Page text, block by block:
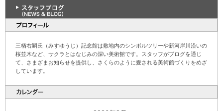
三栖右嗣氏（みすゆうじ）記念館は敷地内のシンボルツリーや新河岸川沿いの
桜並木など、サクラとはなじみの深い美術館です。スタッフがブログを通じ
て、さまざまお知らせを提供し、さくらのように愛される美術館づくりをめざ
しています。